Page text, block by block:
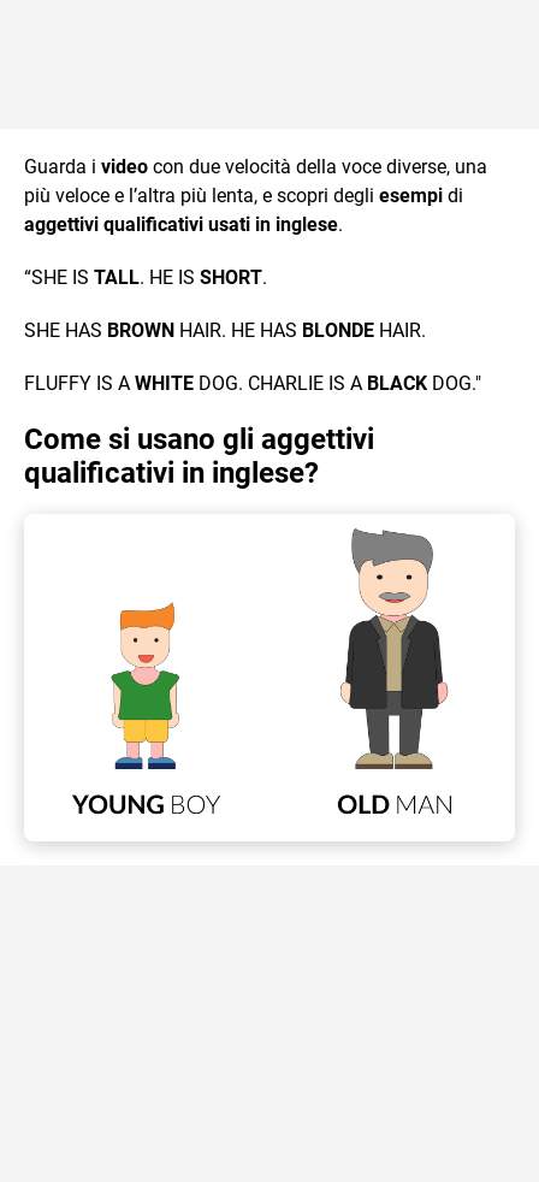
Guarda i video con due velocità della voce diverse, una
più veloce e l’altra più lenta, e scopri degli esempi di
aggettivi qualificativi usati in inglese.
“SHE IS TALL. HE IS SHORT.
SHE HAS BROWN HAIR. HE HAS BLONDE HAIR.
FLUFFY IS A WHITE DOG. CHARLIE IS A BLACK DOG."
Come si usano gli aggettivi
qualificativi in inglese?